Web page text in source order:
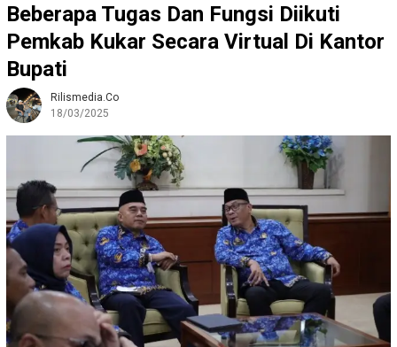
Beberapa Tugas Dan Fungsi Diikuti
Pemkab Kukar Secara Virtual Di Kantor
Bupati
Rilismedia.co
18/03/2025